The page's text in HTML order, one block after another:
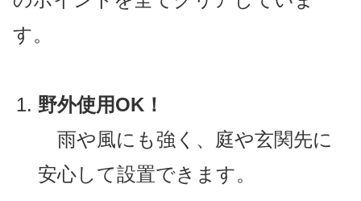
す。
野外使用OK！
雨や風にも強く、庭や玄関先に
安心して設置できます。